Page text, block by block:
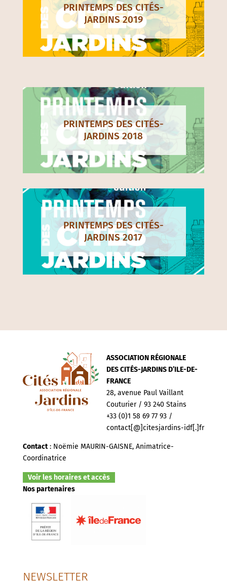
PRINTEMPS DES CITÉS-
JARDINS 2019
PRINTEMPS DES CITÉS-
JARDINS 2018
PRINTEMPS DES CITÉS-
JARDINS 2017
ASSOCIATION RÉGIONALE
DES CITÉS-JARDINS D’ILE-DE-
FRANCE
28, avenue Paul Vaillant
Couturier / 93 240 Stains
+33 (0)1 58 69 77 93 /
contact[@]citesjardins-idf[.]fr
Contact: Noëmie MAURIN-GAISNE, Animatrice-
Coordinatrice
Voir les horaires et accès
Nos partenaires
NEWSLETTER